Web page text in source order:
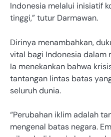
Indonesia melalui inisiatif
tinggi,” tutur Darmawan.
Dirinya menambahkan,
vital bagi Indonesia dalam
Ia menekankan bahwa
tantangan lintas batas
seluruh dunia.
“Perubahan iklim adalah
mengenal batas negara.